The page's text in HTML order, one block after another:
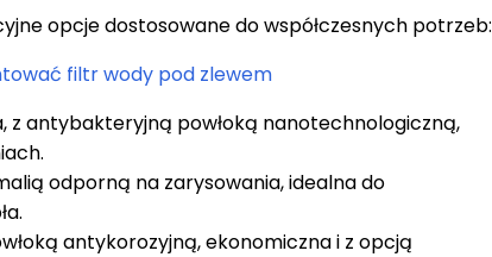
opcje dostosowane do współczesnych potrzeb:
filtr wody pod zlewem
z antybakteryjną powłoką nanotechnologiczną,
odporną na zarysowania, idealna do
antykorozyjną, ekonomiczna i z opcją